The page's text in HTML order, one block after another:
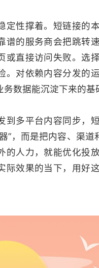
定性撑着。短链接的
谱的服务商会把跳转
或直接访问失败。选
。对依赖内容分发的
数据能沉淀下来的基
到多平台内容同步，
”，而是把内容、渠
的人力，就能优化投
际效果的当下，用好